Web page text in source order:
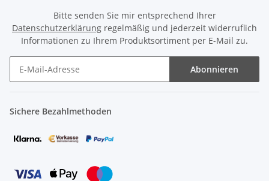
Bitte senden Sie mir entsprechend Ihrer
Datenschutzerklärung regelmäßig und jederzeit widerruflich
Informationen zu Ihrem Produktsortiment per E-Mail zu.
Abonnieren
Sichere Bezahlmethoden